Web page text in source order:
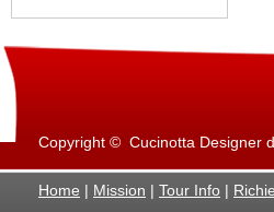
Copyright © Cucinotta Designer
Home | Mission | Tour Info |